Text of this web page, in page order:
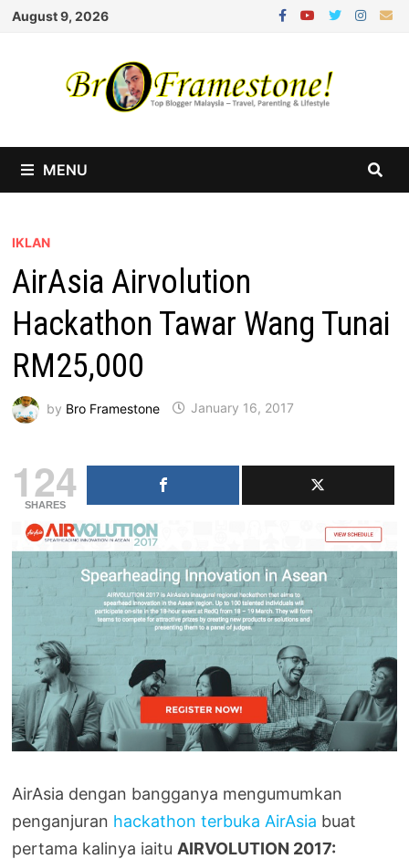
Skip
August 9, 2026
MENU
IKLAN
AirAsia Airvolution
Hackathon Tawar Wang Tunai
RM25,000
by Bro Framestone January 16, 2017
124
SHARES
AirAsia dengan bangganya mengumumkan
penganjuran hackathon terbuka AirAsia buat
pertama kalinya iaitu AIRVOLUTION 2017: